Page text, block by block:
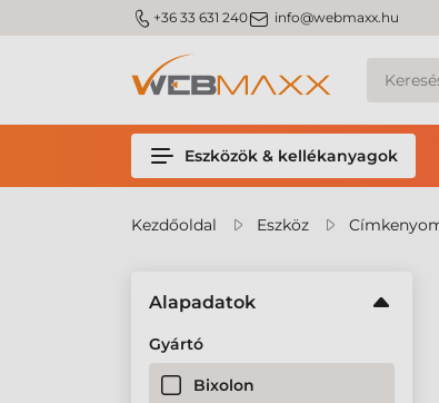
m_phone +36 33 631 240m_email info@webmaxx.hu
Eszközök & kellékanyagok
Kezdőoldal Eszköz
Alapadatok
Gyártó
Bixolon